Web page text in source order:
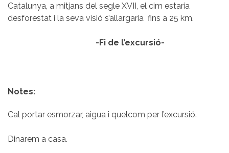
Catalunya, a mitjans del segle XVII, el cim estaria
desforestat i la seva visió s’allargaria fins a 25 km.
-Fi de l’excursió-
Notes:
Cal portar esmorzar, aigua i quelcom per l’excursió.
Dinarem a casa.